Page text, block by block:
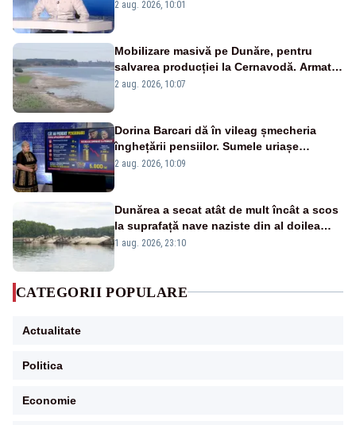
catastrofă pentru bănci și fondurile de
2 aug. 2026, 10:01
Mobilizare masivă pe Dunăre, pentru
salvarea producției la Cernavodă. Armata
va detona o stâncă și va devia apa
2 aug. 2026, 10:07
Dorina Barcari dă în vileag șmecheria
înghețării pensiilor. Sumele uriașe
pierdute de fiecare român
2 aug. 2026, 10:09
Dunărea a secat atât de mult încât a scos
la suprafață nave naziste din al doilea
război mondial
1 aug. 2026, 23:10
CATEGORII POPULARE
Actualitate
Politica
Economie